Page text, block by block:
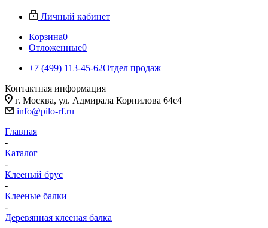
Личный кабинет
Корзина0
Отложенные0
+7 (499) 113-45-62Отдел продаж
Контактная информация
г. Москва, ул. Адмирала Корнилова 64с4
info@pilo-rf.ru
Главная
-
Каталог
-
Клееный брус
-
Клееные балки
-
Деревянная клееная балка